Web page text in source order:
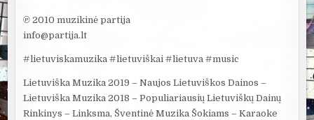
℗ 2010 muzikinė partija
info@partija.lt
#lietuviskamuzika #lietuviškai #lietuva #music
Lietuviška Muzika 2019 – Naujos Lietuviškos Dainos –
Lietuviška Muzika 2018 – Populiariausių Lietuviškų Dainų
Rinkinys – Linksma, Šventinė Muzika Šokiams – Karaoke